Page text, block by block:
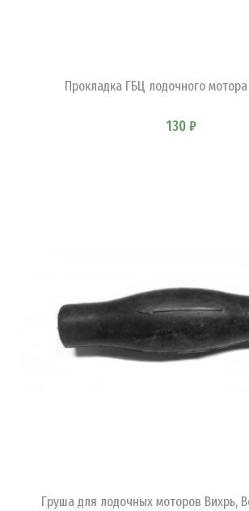
Прокладка ГБЦ лодочного
130 ₽
Груша для лодочных моторов Вихрь,